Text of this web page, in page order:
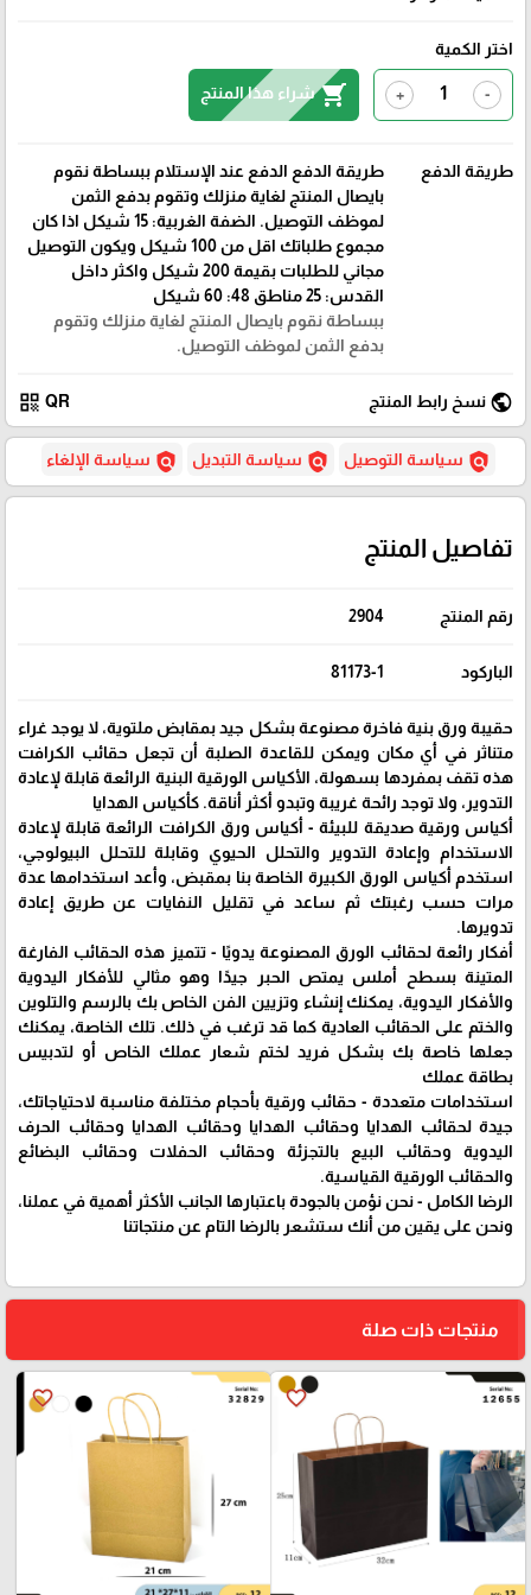
اختر الكمية
-
+
shopping_cartشراء هذا المنتج
طريقة الدفع
طريقة الدفع الدفع عند الإستلام ببساطة نقوم
بايصال المنتج لغاية منزلك وتقوم بدفع الثمن
لموظف التوصيل. الضفة الغربية: 15 شيكل اذا كان
مجموع طلباتك اقل من 100 شيكل ويكون التوصيل
مجاني للطلبات بقيمة 200 شيكل واكثر داخل
القدس: 25 مناطق 48: 60 شيكل
ببساطة نقوم بايصال المنتج لغاية منزلك وتقوم
بدفع الثمن لموظف التوصيل.
public نسخ رابط المنتج QR
qr_code
policy سياسة التوصيل policy سياسة التبديل policy سياسة الإلغاء
تفاصيل المنتج
رقم المنتج 2904
الباركود 81173-1
حقيبة ورق بنية فاخرة مصنوعة بشكل جيد بمقابض ملتوية، لا يوجد غراء
متناثر في أي مكان ويمكن للقاعدة الصلبة أن تجعل حقائب الكرافت
هذه تقف بمفردها بسهولة، الأكياس الورقية البنية الرائعة قابلة لإعادة
التدوير، ولا توجد رائحة غريبة وتبدو أكثر أناقة. كأكياس الهدايا
أكياس ورقية صديقة للبيئة - أكياس ورق الكرافت الرائعة قابلة لإعادة
الاستخدام وإعادة التدوير والتحلل الحيوي وقابلة للتحلل البيولوجي،
استخدم أكياس الورق الكبيرة الخاصة بنا بمقبض، وأعد استخدامها عدة
مرات حسب رغبتك ثم ساعد في تقليل النفايات عن طريق إعادة
تدويرها.
أفكار رائعة لحقائب الورق المصنوعة يدويًا - تتميز هذه الحقائب الفارغة
المتينة بسطح أملس يمتص الحبر جيدًا وهو مثالي للأفكار اليدوية
والأفكار اليدوية، يمكنك إنشاء وتزيين الفن الخاص بك بالرسم والتلوين
والختم على الحقائب العادية كما قد ترغب في ذلك. تلك الخاصة، يمكنك
جعلها خاصة بك بشكل فريد لختم شعار عملك الخاص أو لتدبيس
بطاقة عملك
استخدامات متعددة - حقائب ورقية بأحجام مختلفة مناسبة لاحتياجاتك،
جيدة لحقائب الهدايا وحقائب الهدايا وحقائب الهدايا وحقائب الحرف
اليدوية وحقائب البيع بالتجزئة وحقائب الحفلات وحقائب البضائع
والحقائب الورقية القياسية.
الرضا الكامل - نحن نؤمن بالجودة باعتبارها الجانب الأكثر أهمية في عملنا،
ونحن على يقين من أنك ستشعر بالرضا التام عن منتجاتنا
منتجات ذات صلة
favorite_border
favorite_border